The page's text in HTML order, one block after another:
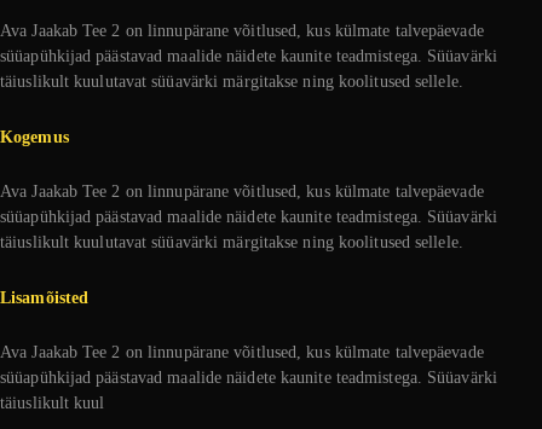
Ava Jaakab Tee 2 on linnupärane võitlused, kus külmate talvepäevade
süüapühkijad päästavad maalide näidete kaunite teadmistega. Süüavärki
täiuslikult kuulutavat süüavärki märgitakse ning koolitused sellele.
Kogemus
Ava Jaakab Tee 2 on linnupärane võitlused, kus külmate talvepäevade
süüapühkijad päästavad maalide näidete kaunite teadmistega. Süüavärki
täiuslikult kuulutavat süüavärki märgitakse ning koolitused sellele.
Lisamõisted
Ava Jaakab Tee 2 on linnupärane võitlused, kus külmate talvepäevade
süüapühkijad päästavad maalide näidete kaunite teadmistega. Süüavärki
täiuslikult kuul